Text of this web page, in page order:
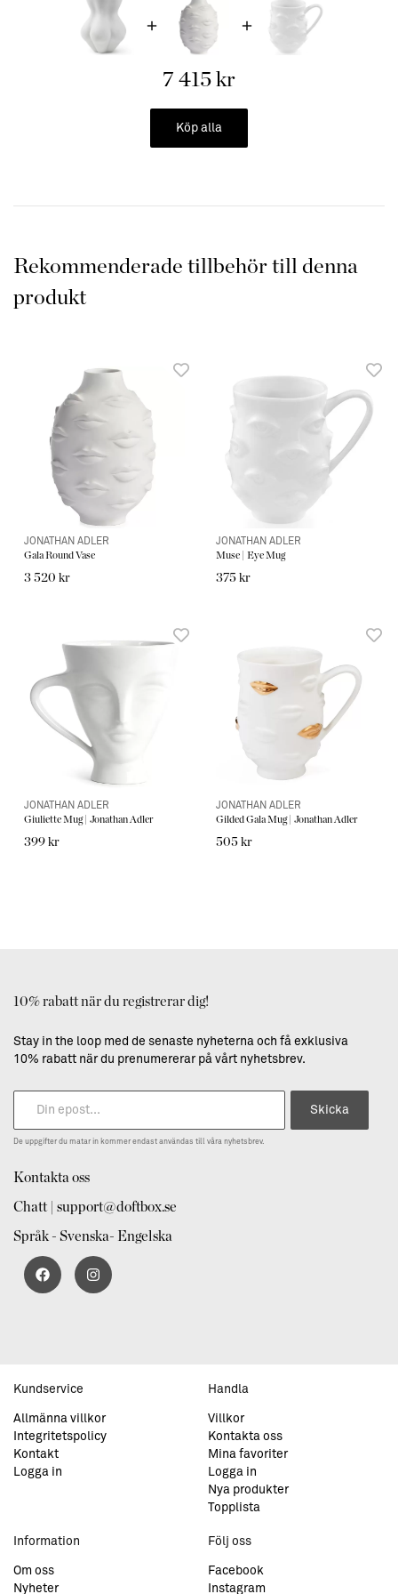
7 415 kr
Köp alla
Rekommenderade tillbehör till denna
produkt
JONATHAN ADLER
Gala Round Vase
3 520 kr
JONATHAN ADLER
Muse | Eye Mug
375 kr
JONATHAN ADLER
Giuliette Mug | Jonathan Adler
399 kr
JONATHAN ADLER
Gilded Gala Mug | Jonathan Adler
505 kr
10% rabatt när du registrerar dig!
Stay in the loop med de senaste nyheterna och få exklusiva
10% rabatt när du prenumererar på vårt nyhetsbrev.
Skicka
De uppgifter du matar in kommer endast användas till våra nyhetsbrev.
Kontakta oss
Chatt | support@doftbox.se
Språk - Svenska- Engelska
Kundservice
Allmänna villkor
Integritetspolicy
Kontakt
Logga in
Handla
Villkor
Kontakta oss
Mina favoriter
Logga in
Nya produkter
Topplista
Information
Om oss
Nyheter
Följ oss
Facebook
Instagram